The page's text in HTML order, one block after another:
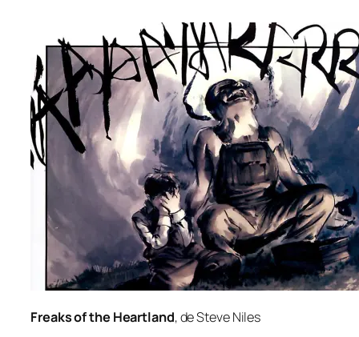
Freaks of the Heartland, de Steve Niles